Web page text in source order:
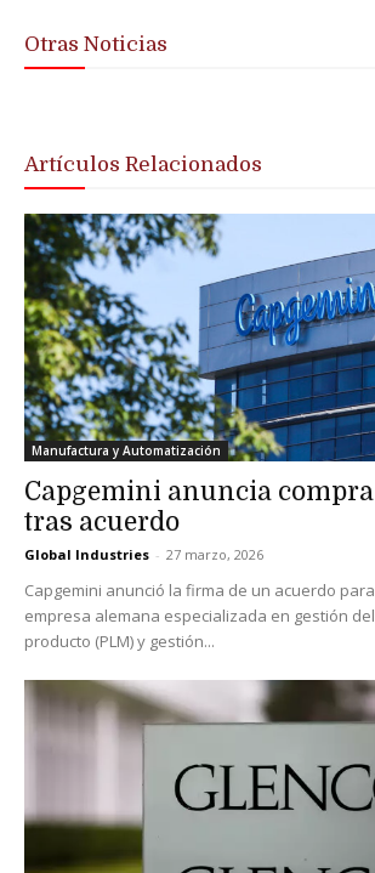
Otras Noticias
Artículos Relacionados
Manufactura y Automatización
Capgemini anuncia
tras acuerdo
Global Industries - 27 marzo, 2026
Capgemini anunció la firma de un acuerdo
empresa alemana especializada en gestión
producto (PLM) y gestión...